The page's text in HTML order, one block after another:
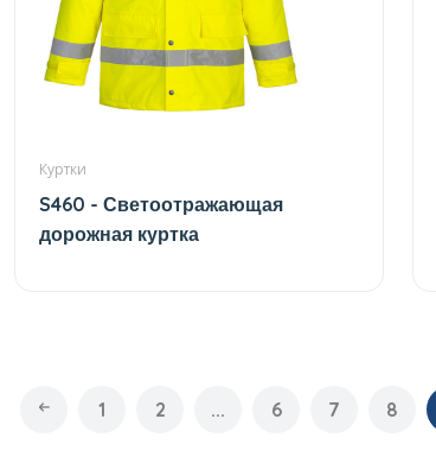
Куртки
S460 - Светоотражающая
дорожная куртка
1 2 ... 6 7 8